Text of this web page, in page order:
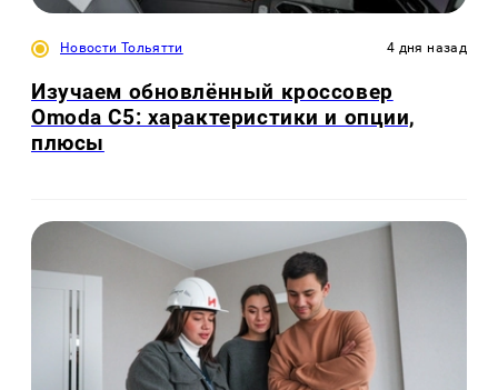
Новости Тольятти 4 дня назад
Изучаем обновлённый кроссовер
Omoda C5: характеристики и опции,
плюсы